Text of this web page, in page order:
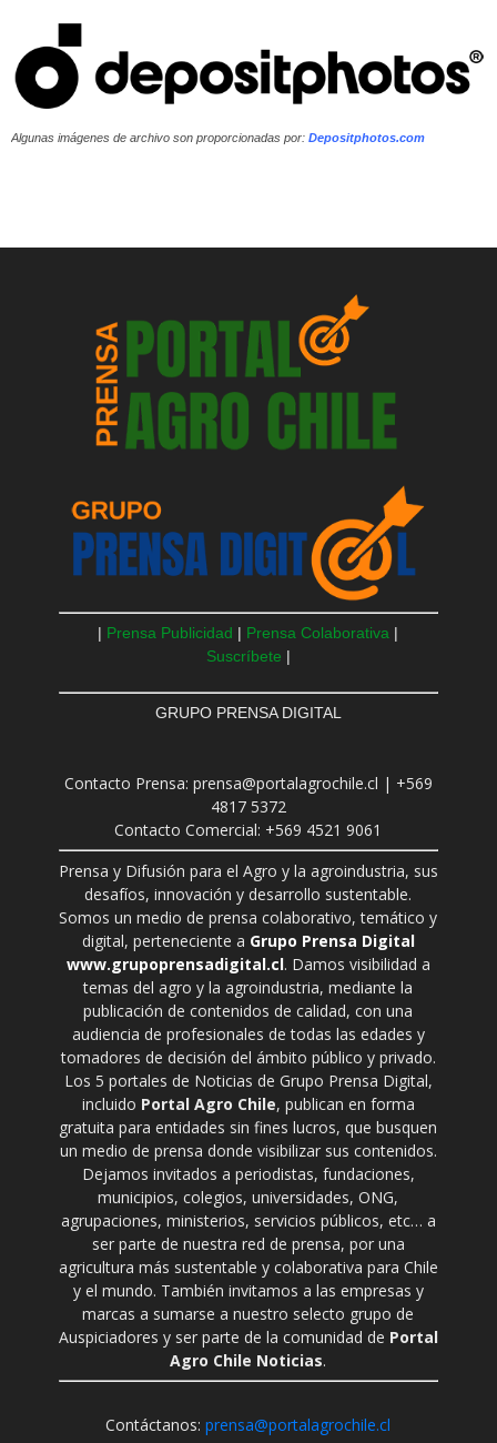
Algunas imágenes de archivo son proporcionadas por: Depositphotos.com
| Prensa Publicidad | Prensa Colaborativa |
Suscríbete |
GRUPO PRENSA DIGITAL
Contacto Prensa: prensa@portalagrochile.cl | +569
4817 5372
Contacto Comercial: +569 4521 9061
Prensa y Difusión para el Agro y la agroindustria, sus
desafíos, innovación y desarrollo sustentable.
Somos un medio de prensa colaborativo, temático y
digital, perteneciente a Grupo Prensa Digital
www.grupoprensadigital.cl. Damos visibilidad a
temas del agro y la agroindustria, mediante la
publicación de contenidos de calidad, con una
audiencia de profesionales de todas las edades y
tomadores de decisión del ámbito público y privado.
Los 5 portales de Noticias de Grupo Prensa Digital,
incluido Portal Agro Chile, publican en forma
gratuita para entidades sin fines lucros, que busquen
un medio de prensa donde visibilizar sus contenidos.
Dejamos invitados a periodistas, fundaciones,
municipios, colegios, universidades, ONG,
agrupaciones, ministerios, servicios públicos, etc… a
ser parte de nuestra red de prensa, por una
agricultura más sustentable y colaborativa para Chile
y el mundo. También invitamos a las empresas y
marcas a sumarse a nuestro selecto grupo de
Auspiciadores y ser parte de la comunidad de Portal
Agro Chile Noticias.
Contáctanos:prensa@portalagrochile.cl